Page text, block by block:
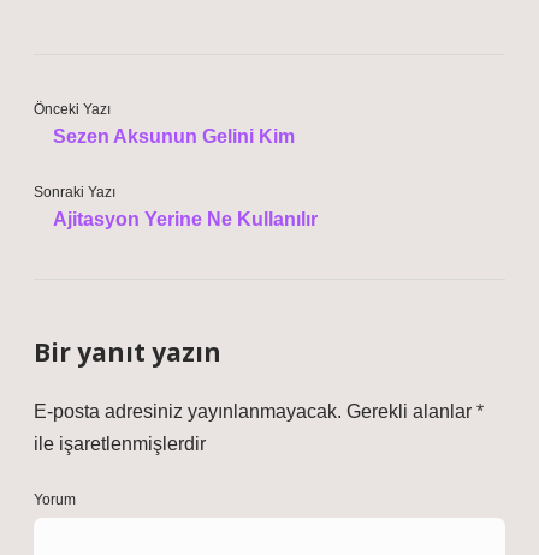
Önceki Yazı
Sezen Aksunun Gelini Kim
Sonraki Yazı
Ajitasyon Yerine Ne Kullanılır
Bir yanıt yazın
E-posta adresiniz yayınlanmayacak. Gerekli alanlar *
ile işaretlenmişlerdir
Yorum